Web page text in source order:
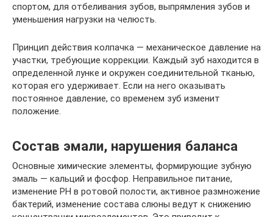
спортом, для отбеливания зубов, выпрямления зубов и
уменьшения нагрузки на челюсть.
Принцип действия колпачка — механическое давление на
участки, требующие коррекции. Каждый зуб находится в
определенной лунке и окружен соединительной тканью,
которая его удерживает. Если на него оказывать
постоянное давление, со временем зуб изменит
положение.
Состав эмали, нарушения баланса
Основные химические элементы, формирующие зубную
эмаль — кальций и фосфор. Неправильное питание,
изменение PH в ротовой полости, активное размножение
бактерий, изменение состава слюны ведут к снижению